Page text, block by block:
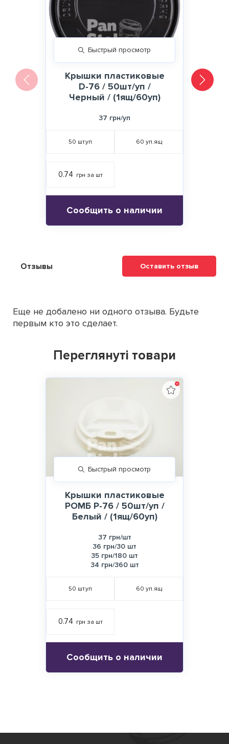
Быстрый просмотр
Крышки пластиковые
D-76 / 50шт/уп /
Черный / (1ящ/60уп)
37 грн/уп
50 шт.уп 60 уп.ящ
0.74 грн за шт
Сообщить о наличии
Отзывы Оставить отзыв
Еще не добалено ни одного отзыва. Будьте
первым кто это сделает.
Переглянуті товари
Быстрый просмотр
Крышки пластиковые
РОМБ Р-76 / 50шт/уп /
Белый / (1ящ/60уп)
37 грн/шт
36 грн/30 шт
35 грн/180 шт
34 грн/360 шт
50 шт.уп 60 уп.ящ
0.74 грн за шт
Сообщить о наличии